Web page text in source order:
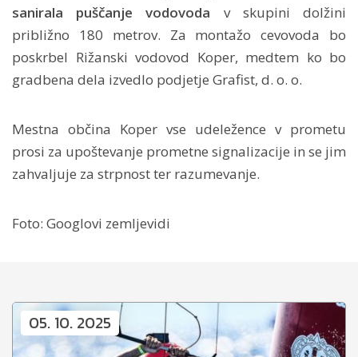
sanirala puščanje vodovoda v skupini dolžini
približno 180 metrov. Za montažo cevovoda bo
poskrbel Rižanski vodovod Koper, medtem ko bo
gradbena dela izvedlo podjetje Grafist, d. o. o.
Mestna občina Koper vse udeležence v prometu
prosi za upoštevanje prometne signalizacije in se jim
zahvaljuje za strpnost ter razumevanje.
Foto: Googlovi zemljevidi
05. 10. 2025